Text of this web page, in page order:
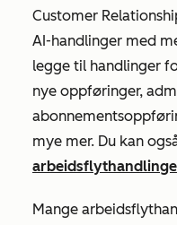
Customer
AI-handlinger med
legge til handlinger
nye oppføringer,
mye mer. Du kan
Mange